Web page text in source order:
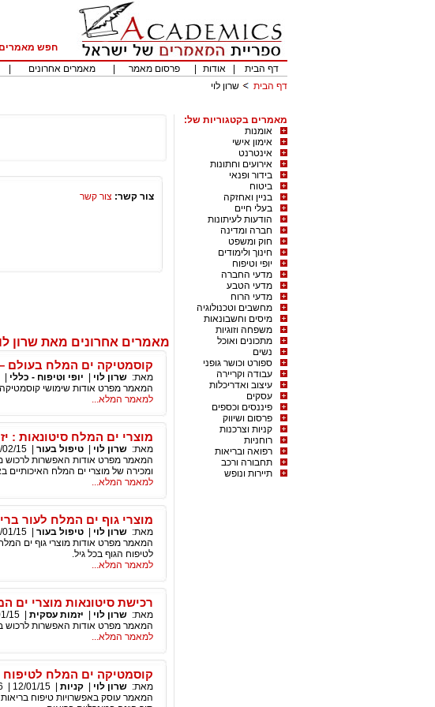
חפש
דף הבית
אודות פרסום מאמר מאמרים אחרונים
דף הבית
שרון לוי
מאמרים בקטגוריות של:
אומנות
אימון אישי
אינטרנט
אירועים וחתונות
בידור ופנאי
ביטוח
בניין ואחזקה
בעלי חיים
הודעות לעיתונות
חברה ומדינה
חוק ומשפט
חינוך ולימודים
יופי וטיפוח
מדעי החברה
מדעי הטבע
מדעי הרוח
מחשבים וטכנולוגיה
מיסים וחשבונאות
משפחה וזוגיות
מתכונים ואוכל
נשים
ספורט וכושר גופני
עבודה וקריירה
עיצוב ואדריכלות
עסקים
פיננסים וכספים
פרסום ושיווק
קניות וצרכנות
רוחניות
רפואה ובריאות
תחבורה ורכב
תיירות ונופש
צור קשר: צור קשר
מאמרים אחרונים מאת שרון
קוסמטיקה ים המלח בעולם –
מאת: שרון לוי יופי וטיפוח - כללי
המאמר מפרט אודות שימושי קוסמטיקה
למאמר המלא...
מוצרי ים המלח סיטונאות :
מאת: שרון לוי טיפול בעור 02/15
המאמר מפרט אודות האפשרות לרכוש
ומכירה של מוצרי ים המלח האיכותיים
למאמר המלא...
מוצרי גוף ים המלח לעור
מאת: שרון לוי טיפול בעור 01/15
המאמר מפרט אודות מוצרי גוף ים
לטיפוח הגוף בכל גיל.
למאמר המלא...
רכישת סיטונאות מוצרי ים
מאת: שרון לוי יזמות עסקית 15
המאמר מפרט אודות האפשרות לרכוש
למאמר המלא...
קוסמטיקה ים המלח לטיפוח
מאת: שרון לוי קניות 12/01/15
המאמר עוסק באפשרויות טיפוח בריאות